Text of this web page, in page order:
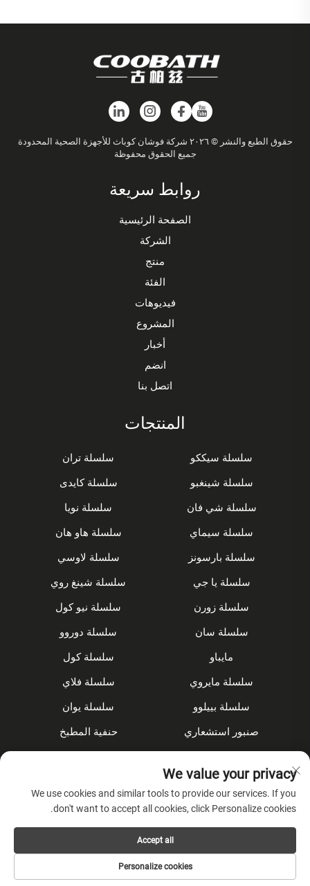
حقوق الطبع والنشر © ٢٠٢٦ شركة فوشان كوباث للأجهزة الصحية المحدودة
جميع الحقوق محفوظة
روابط سريعة
الصفحة الرئيسية
الشركة
منتج
الفئة
فيديوهات
المشروع
أخبار
انضم
اتصل بنا
المنتجات
سلسلة سيككو
سلسلة تران
سلسلة شينغبو
سلسلة كايدى
سلسلة شي فان
سلسلة نويا
سلسلة سيماي
سلسلة هاو هان
سلسلة بارسونز
سلسلة لاوسي
سلسلة يا جي
سلسلة شينغ روي
سلسلة زورن
سلسلة نيو كول
سلسلة سان
سلسلة دوروو
مايباو
سلسلة كول
سلسلة مايروي
سلسلة فلاي
سلسلة بييلوو
سلسلة يوان
صنبور استشعاري
حنفية المطبخ
الملحقات
عن الشركة
سياسة الخصوصية
We value your privacy
We use cookies and similar tools to provide our services. If you
don't want to accept all cookies, click Personalize cookies.
Personalize cookies
Accept all